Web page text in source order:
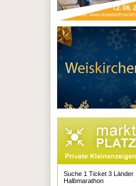
Suche 1 Ticket 3 Länder
Halbmarathon